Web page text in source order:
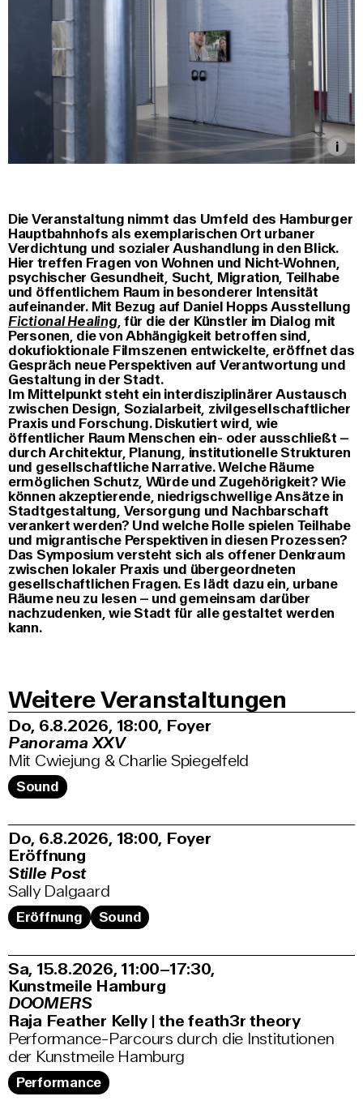
Die Veranstaltung nimmt das Umfeld des Hamburger
Hauptbahnhofs als exemplarischen Ort urbaner
Verdichtung und sozialer Aushandlung in den Blick.
Hier treffen Fragen von Wohnen und Nicht-Wohnen,
psychischer Gesundheit, Sucht, Migration, Teilhabe
und öffentlichem Raum in besonderer Intensität
aufeinander. Mit Bezug auf Daniel Hopps Ausstellung
Fictional Healing, für die der Künstler im Dialog mit
Personen, die von Abhängigkeit betroffen sind,
dokufioktionale Filmszenen entwickelte, eröffnet das
Gespräch neue Perspektiven auf Verantwortung und
Gestaltung in der Stadt.
Im Mittelpunkt steht ein interdisziplinärer Austausch
zwischen Design, Sozialarbeit, zivilgesellschaftlicher
Praxis und Forschung. Diskutiert wird, wie
öffentlicher Raum Menschen ein- oder ausschließt –
durch Architektur, Planung, institutionelle Strukturen
und gesellschaftliche Narrative. Welche Räume
ermöglichen Schutz, Würde und Zugehörigkeit? Wie
können akzeptierende, niedrigschwellige Ansätze in
Stadtgestaltung, Versorgung und Nachbarschaft
verankert werden? Und welche Rolle spielen Teilhabe
und migrantische Perspektiven in diesen Prozessen?
Das Symposium versteht sich als offener Denkraum
zwischen lokaler Praxis und übergeordneten
gesellschaftlichen Fragen. Es lädt dazu ein, urbane
Räume neu zu lesen – und gemeinsam darüber
nachzudenken, wie Stadt für alle gestaltet werden
kann.
Weitere Veranstaltungen
Do, 6.8.2026 18:00, Foyer
Panorama XXV
Mit Cwiejung & Charlie Spiegelfeld
Sound
Do, 6.8.2026 18:00, Foyer
Eröffnung
Stille Post
Sally Dalgaard
Eröffnung Sound
Sa, 15.8.2026 11:00–17:30,
Kunstmeile Hamburg
DOOMERS
Raja Feather Kelly | the feath3r theory
Performance-Parcours durch die Institutionen
der Kunstmeile Hamburg
Performance